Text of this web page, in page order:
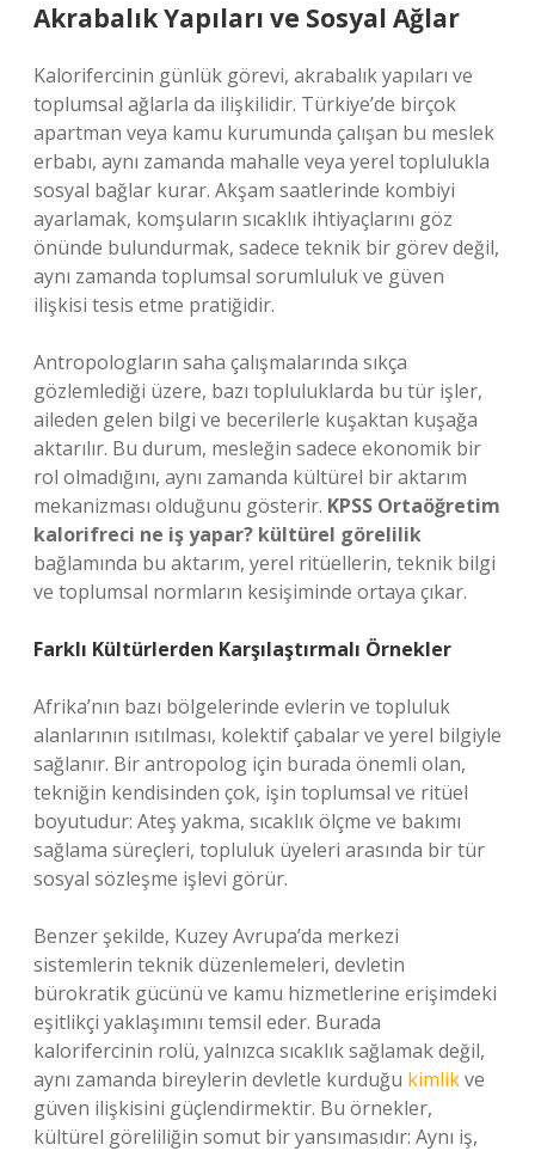
Akrabalık Yapıları ve Sosyal Ağlar
Kalorifercinin günlük görevi, akrabalık yapıları ve
toplumsal ağlarla da ilişkilidir. Türkiye’de birçok
apartman veya kamu kurumunda çalışan bu meslek
erbabı, aynı zamanda mahalle veya yerel toplulukla
sosyal bağlar kurar. Akşam saatlerinde kombiyi
ayarlamak, komşuların sıcaklık ihtiyaçlarını göz
önünde bulundurmak, sadece teknik bir görev değil,
aynı zamanda toplumsal sorumluluk ve güven
ilişkisi tesis etme pratiğidir.
Antropologların saha çalışmalarında sıkça
gözlemlediği üzere, bazı topluluklarda bu tür işler,
aileden gelen bilgi ve becerilerle kuşaktan kuşağa
aktarılır. Bu durum, mesleğin sadece ekonomik bir
rol olmadığını, aynı zamanda kültürel bir aktarım
mekanizması olduğunu gösterir. KPSS Ortaöğretim
kalorifreci ne iş yapar? kültürel görelilik
bağlamında bu aktarım, yerel ritüellerin, teknik bilgi
ve toplumsal normların kesişiminde ortaya çıkar.
Farklı Kültürlerden Karşılaştırmalı Örnekler
Afrika’nın bazı bölgelerinde evlerin ve topluluk
alanlarının ısıtılması, kolektif çabalar ve yerel bilgiyle
sağlanır. Bir antropolog için burada önemli olan,
tekniğin kendisinden çok, işin toplumsal ve ritüel
boyutudur: Ateş yakma, sıcaklık ölçme ve bakımı
sağlama süreçleri, topluluk üyeleri arasında bir tür
sosyal sözleşme işlevi görür.
Benzer şekilde, Kuzey Avrupa’da merkezi
sistemlerin teknik düzenlemeleri, devletin
bürokratik gücünü ve kamu hizmetlerine erişimdeki
eşitlikçi yaklaşımını temsil eder. Burada
kalorifercinin rolü, yalnızca sıcaklık sağlamak değil,
aynı zamanda bireylerin devletle kurduğu kimlikve
güven ilişkisini güçlendirmektir. Bu örnekler,
kültürel göreliliğin somut bir yansımasıdır: Aynı iş,